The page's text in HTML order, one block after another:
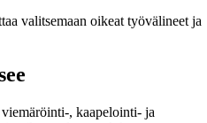
valitsemaan oikeat työvälineet ja
, kaapelointi- ja